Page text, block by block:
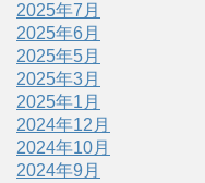
2025年7月
2025年6月
2025年5月
2025年3月
2025年1月
2024年12月
2024年10月
2024年9月